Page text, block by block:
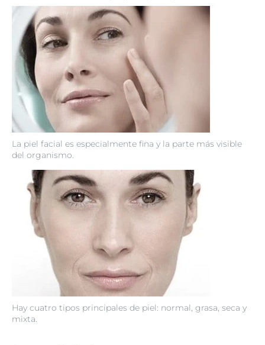
La piel facial es especialmente fina y la parte más visible
del organismo.
Hay cuatro tipos principales de piel: normal, grasa, seca y
mixta.